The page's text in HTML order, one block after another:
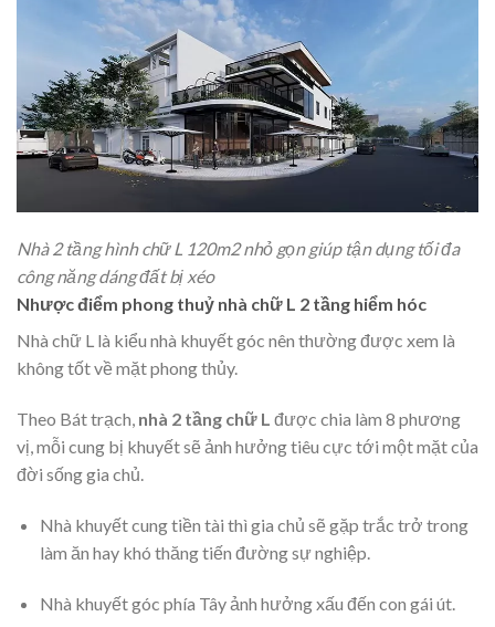
Nhà 2 tầng hình chữ L 120m2 nhỏ gọn giúp tận dụng tối đa
công năng dáng đất bị xéo
Nhược điểm phong thuỷ nhà chữ L 2 tầng hiểm hóc
Nhà chữ L là kiểu nhà khuyết góc nên thường được xem là
không tốt về mặt phong thủy.
Theo Bát trạch, nhà 2 tầng chữ L được chia làm 8 phương
vị, mỗi cung bị khuyết sẽ ảnh hưởng tiêu cực tới một mặt của
đời sống gia chủ.
Nhà khuyết cung tiền tài thì gia chủ sẽ gặp trắc trở trong
làm ăn hay khó thăng tiến đường sự nghiệp.
Nhà khuyết góc phía Tây ảnh hưởng xấu đến con gái út.